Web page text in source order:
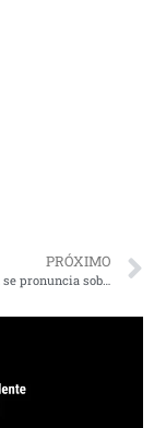
PRÓXIMO
Governo do MA se pronuncia sobre proposta de Bolsonaro de redução do ICMS de combustíveis